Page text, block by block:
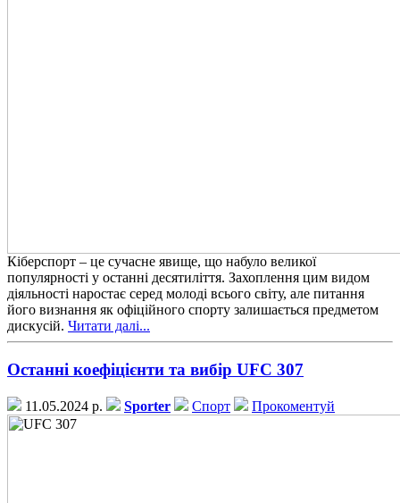
Кіберспорт – це сучасне явище, що набуло великої
популярності у останні десятиліття. Захоплення цим видом
діяльності наростає серед молоді всього світу, але питання
його визнання як офіційного спорту залишається предметом
дискусій. Читати далі...
Останні коефіцієнти та вибір UFC 307
11.05.2024 р. Sporter Спорт Прокоментуй